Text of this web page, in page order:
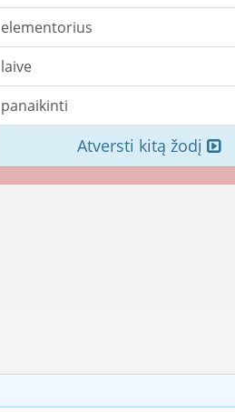
elementorius
laive
panaikinti
Atversti kitą žodį